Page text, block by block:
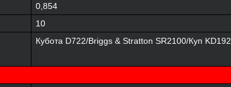
0,854
10
Кубота D722/Briggs & Stratton SR2100/Куп KD192